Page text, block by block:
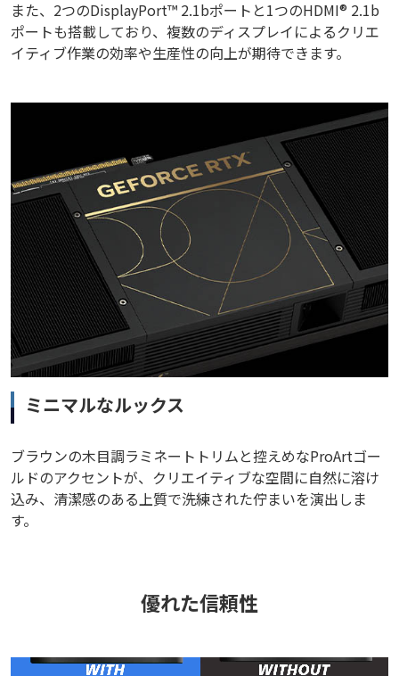
また、2つのDisplayPort™ 2.1bポートと1つのHDMI® 2.1b
ポートも搭載しており、複数のディスプレイによるクリエ
イティブ作業の効率や生産性の向上が期待できます。
ミニマルなルックス
ブラウンの木目調ラミネートトリムと控えめなProArtゴー
ルドのアクセントが、クリエイティブな空間に自然に溶け
込み、清潔感のある上質で洗練された佇まいを演出しま
す。
優れた信頼性